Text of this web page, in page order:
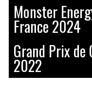
Monster
France 2024
Grand Prix
2022